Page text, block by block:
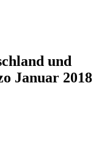
und
Januar 2018